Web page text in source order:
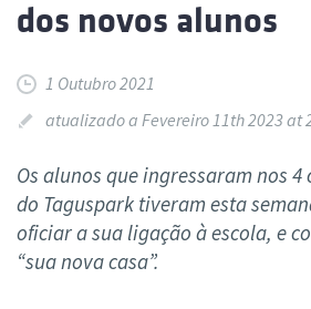
dos novos alunos
1 Outubro 2021
atualizado a Fevereiro 11th 2023 at
Os alunos que ingressaram nos 4
do Taguspark tiveram esta
oficiar a sua ligação à escola, e
“sua nova casa”.